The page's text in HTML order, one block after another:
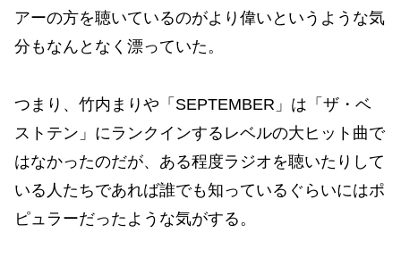
アーの方を聴いているのがより偉いというような気
分もなんとなく漂っていた。
つまり、竹内まりや「SEPTEMBER」は「ザ・ベ
ストテン」にランクインするレベルの大ヒット曲で
はなかったのだが、ある程度ラジオを聴いたりして
いる人たちであれば誰でも知っているぐらいにはポ
ピュラーだったような気がする。